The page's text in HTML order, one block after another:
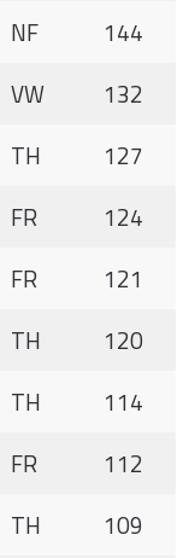
NF
144
VW
132
TH
127
FR
124
FR
121
TH
120
TH
114
FR
112
TH
109